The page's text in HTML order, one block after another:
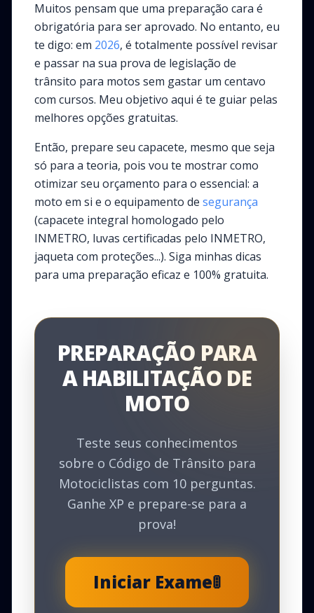
Muitos pensam que uma preparação cara é
obrigatória para ser aprovado. No entanto, eu
te digo: em 2026, é totalmente possível revisar
e passar na sua prova de legislação de
trânsito para motos sem gastar um centavo
com cursos. Meu objetivo aqui é te guiar pelas
melhores opções gratuitas.
Então, prepare seu capacete, mesmo que seja
só para a teoria, pois vou te mostrar como
otimizar seu orçamento para o essencial: a
moto em si e o equipamento de segurança
(capacete integral homologado pelo
INMETRO, luvas certificadas pelo INMETRO,
jaqueta com proteções...). Siga minhas dicas
para uma preparação eficaz e 100% gratuita.
PREPARAÇÃO PARA
A HABILITAÇÃO DE
MOTO
Teste seus conhecimentos
sobre o Código de Trânsito para
Motociclistas com 10 perguntas.
Ganhe XP e prepare-se para a
prova!
Iniciar Exame🚦